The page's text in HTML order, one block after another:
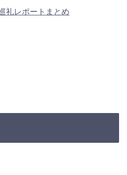
礼レポートまとめ